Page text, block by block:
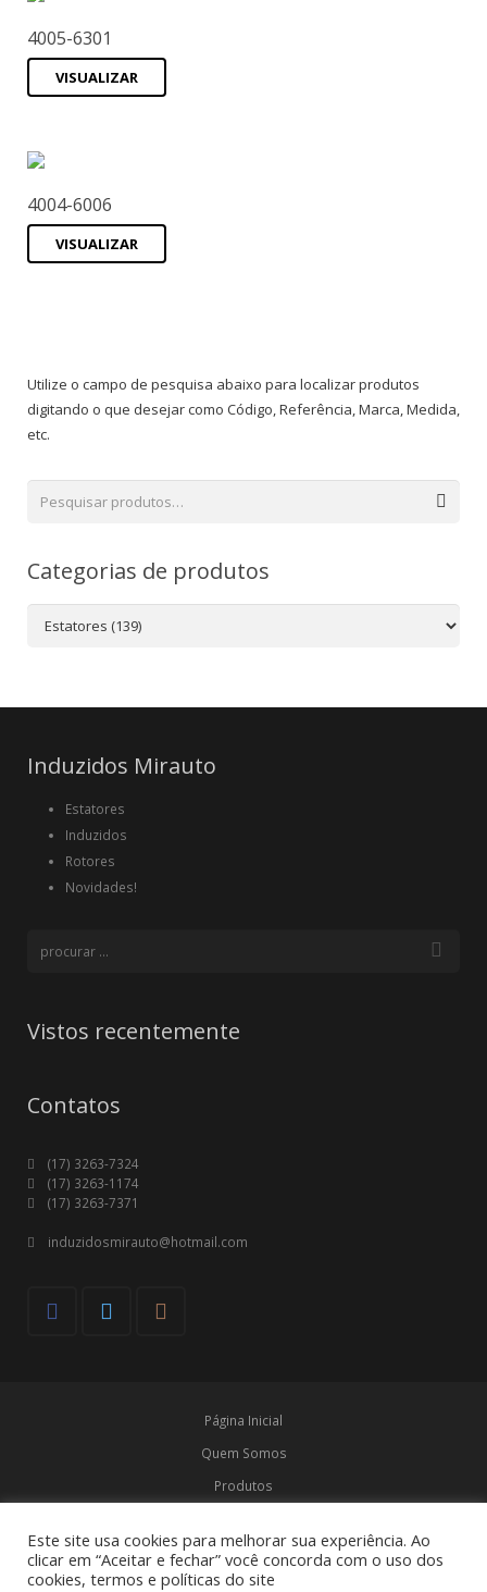
4005-6301
VISUALIZAR
4004-6006
VISUALIZAR
Utilize o campo de pesquisa abaixo para localizar produtos
digitando o que desejar como Código, Referência, Marca, Medida,
etc.
Categorias de produtos
Induzidos Mirauto
Estatores
Induzidos
Rotores
Novidades!
Vistos recentemente
Contatos
(17) 3263-7324
(17) 3263-1174
(17) 3263-7371
induzidosmirauto@hotmail.com
Página Inicial
Quem Somos
Produtos
Contato
© Induzidos Mirauto
Este site usa cookies para melhorar sua experiência. Ao
clicar em “Aceitar e fechar” você concorda com o uso dos
cookies, termos e políticas do site